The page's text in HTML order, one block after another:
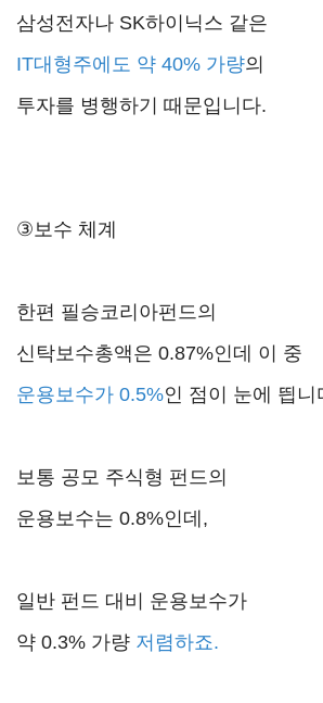
삼성전자나 SK하이닉스 같은
IT대형주에도 약 40% 가량의
투자를 병행하기 때문입니다.
③보수 체계
한편 필승코리아펀드의
신탁보수총액은 0.87%인데 이 중
운용보수가 0.5%인 점이 눈에 띕니
보통 공모 주식형 펀드의
운용보수는 0.8%인데,
일반 펀드 대비 운용보수가
약 0.3% 가량 저렴하죠.